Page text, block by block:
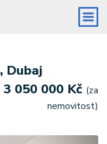
, Dubaj
3 050 000 Kč (za
nemovitost)